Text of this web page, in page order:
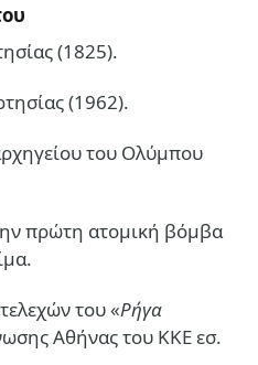
(1825).
(1962).
του Ολύμπου
πρώτη ατομική βόμβα
του «Ρήγα
Αθήνας του ΚΚΕ εσ.